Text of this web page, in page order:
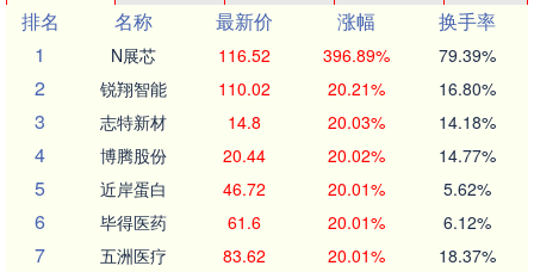
排名
名称 最新价 涨幅
换手率
1
N展芯 116.52 396.89% 79.39%
2 锐翔智能 110.02 20.21% 16.80%
3 志特新材 14.8 20.03% 14.18%
4 博腾股份 20.44 20.02% 14.77%
5 近岸蛋白 46.72 20.01% 5.62%
6 毕得医药 61.6 20.01% 6.12%
7 五洲医疗 83.62 20.01% 18.37%